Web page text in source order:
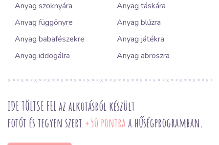
Anyag szoknyára
Anyag táskára
Anyag függönyre
Anyag blúzra
Anyag babafészekre
Anyag játékra
Anyag iddogálra
Anyag abroszra
IDE TÖLTSE FEL az alkotásról készült
fotót és tegyen szert +50 pontraa hűségprogramban.